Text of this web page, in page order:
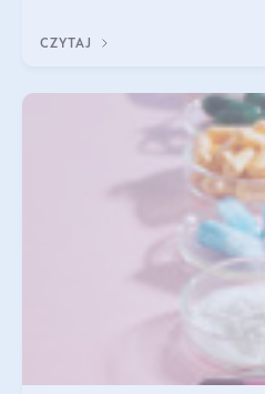
bariera hydrolipidowa.
CZYTAJ